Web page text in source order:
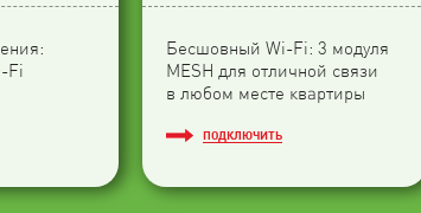
Fi
Бесшовный Wi-Fi: 3 модуля
МESH для отличной связи
в любом месте квартиры
ПОДКЛЮЧИТЬ